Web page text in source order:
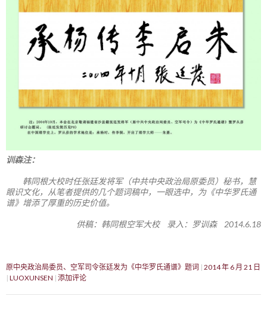
训森注：
韩同根大校时任张廷发将军（中共中央政治局原委员）秘书，慧
眼识文化，从笔者提供的几个题词稿中，一眼选中，为《中华罗氏通
谱》增添了厚重的历史价值。
供稿：韩同根空军大校 录入：罗训森 2014.6.18
原中央政治局委员、空军司令张廷发为《中华罗氏通谱》题词 2014 年 6 月 21 日
LUOXUNSEN 添加评论